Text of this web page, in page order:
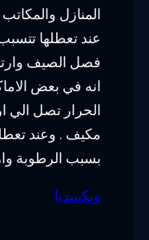
المنازل
عند تعطلها
فصل الصيف
انه في بعض
الحرار تصل الي
مكيف . وعند
بسبب الرطوبة
ويكيبيديا